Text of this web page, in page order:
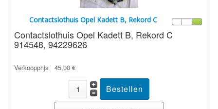
Contactslothuis Opel Kadett B, Rekord C
Contactslothuis Opel Kadett B, Rekord C
914548, 94229626
Verkoopprijs 45,00 €